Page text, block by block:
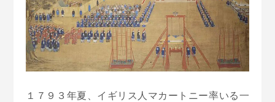
１７９３年夏、イギリス人マカートニー率いる一